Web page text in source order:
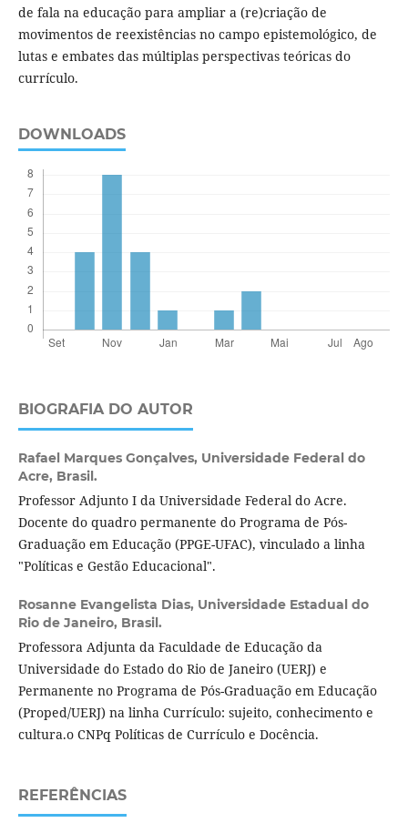
de fala na educação para ampliar a (re)criação de
movimentos de reexistências no campo epistemológico, de
lutas e embates das múltiplas perspectivas teóricas do
currículo.
DOWNLOADS
BIOGRAFIA DO AUTOR
Rafael Marques Gonçalves, Universidade Federal do
Acre, Brasil.
Professor Adjunto I da Universidade Federal do Acre.
Docente do quadro permanente do Programa de Pós-
Graduação em Educação (PPGE-UFAC), vinculado a linha
"Políticas e Gestão Educacional".
Rosanne Evangelista Dias, Universidade Estadual do
Rio de Janeiro, Brasil.
Professora Adjunta da Faculdade de Educação da
Universidade do Estado do Rio de Janeiro (UERJ) e
Permanente no Programa de Pós-Graduação em Educação
(Proped/UERJ) na linha Currículo: sujeito, conhecimento e
cultura.o CNPq Políticas de Currículo e Docência.
REFERÊNCIAS